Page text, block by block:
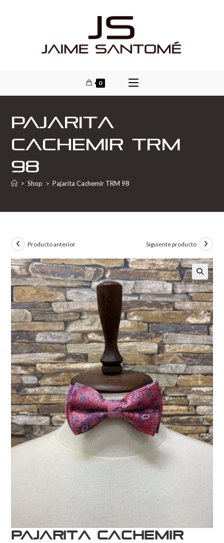
0
Pajarita
Cachemir TRM
98
> Shop > Pajarita Cachemir TRM 98
Producto anterior Siguiente producto
Pajarita Cachemir